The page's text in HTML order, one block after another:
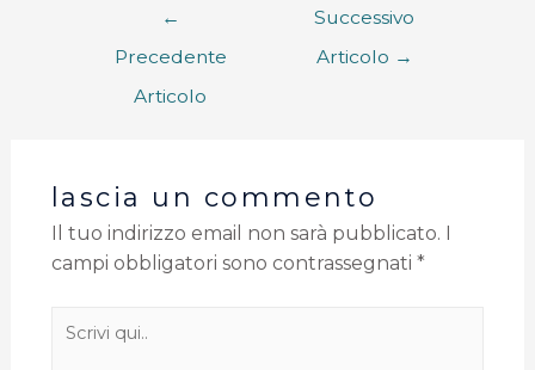
←
Precedente
Articolo
Successivo
Articolo →
lascia un commento
Il tuo indirizzo email non sarà pubblicato.
campi obbligatori sono contrassegnati *